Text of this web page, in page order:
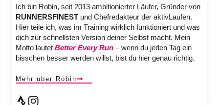
Ich bin Robin, seit 2013 ambitionierter Läufer, Gründer von
RUNNERSFINEST und Chefredakteur der aktivLaufen.
Hier teile ich, was im Training wirklich funktioniert und was
dich zur schnellsten Version deiner Selbst macht. Mein
Motto lautet Better Every Run – wenn du jeden Tag ein
bisschen besser werden willst, bist du hier genau richtig.
Mehr über Robin